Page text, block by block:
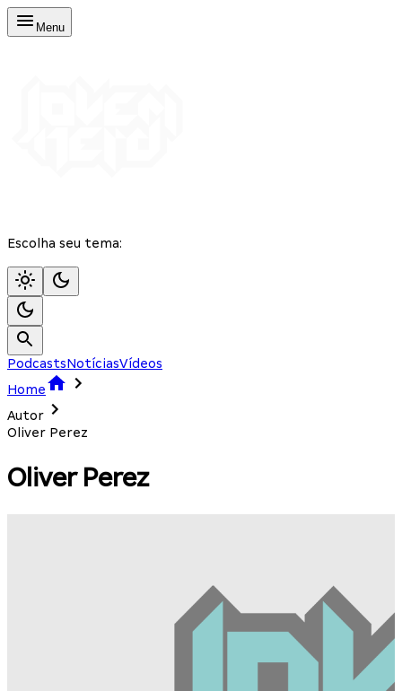
Menu
Escolha seu tema:
PodcastsNotíciasVídeos
Home
Autor
Oliver Perez
Oliver Perez